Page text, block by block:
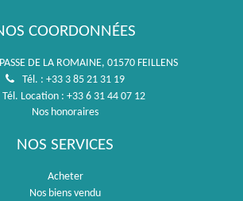
COORDONNÉES
DE LA ROMAINE, 01570 FEILLENS
Tél. : +33 3 85 21 31 19
Tél. Location : +33 6 31 44 07 12
Nos honoraires
NOS SERVICES
Acheter
Nos biens vendu